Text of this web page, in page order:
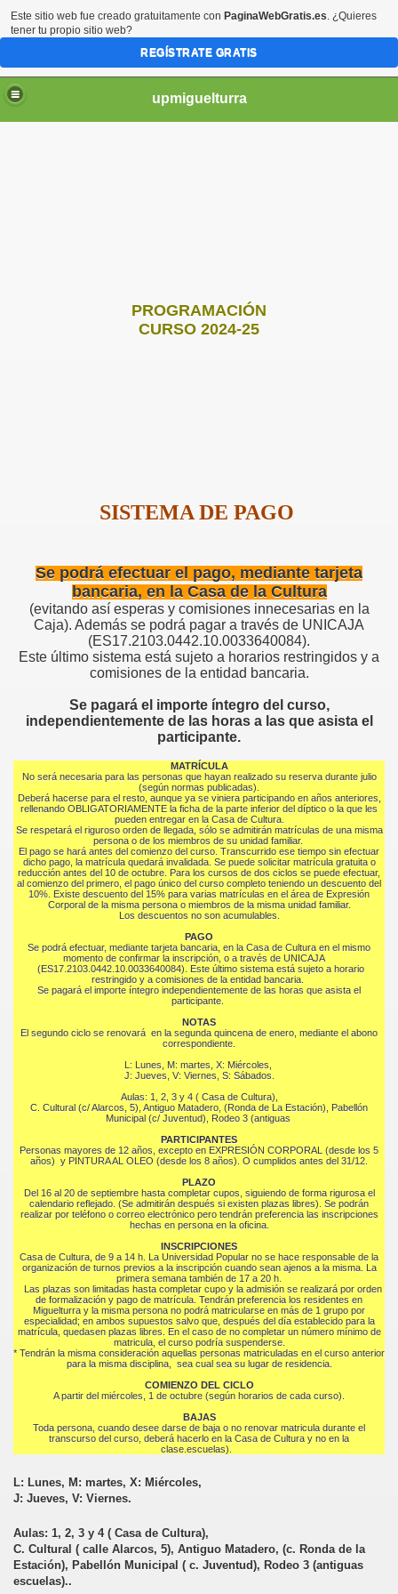
upmiguelturra
PROGRAMACIÓN
CURSO 2024-25
SISTEMA DE PAGO
Se podrá efectuar el pago, mediante tarjeta
bancaria, en la Casa de la Cultura
(evitando así esperas y comisiones innecesarias en la
Caja). Además se podrá pagar a través de UNICAJA
(ES17.2103.0442.10.0033640084).
Este último sistema está sujeto a horarios restringidos y a
comisiones de la entidad bancaria.
Se pagará el importe íntegro del curso,
independientemente de las horas a las que asista el
participante.
MATRÍCULA
No será necesaria para las personas que hayan realizado su reserva durante julio
(según normas publicadas).
Deberá hacerse para el resto, aunque ya se viniera participando en años anteriores,
rellenando OBLIGATORIAMENTE la ficha de la parte inferior del díptico o la que les
pueden entregar en la Casa de Cultura.
Se respetará el riguroso orden de llegada, sólo se admitirán matrículas de una misma
persona o de los miembros de su unidad familiar.
El pago se hará antes del comienzo del curso. Transcurrido ese tiempo sin efectuar
dicho pago, la matrícula quedará invalidada. Se puede solicitar matrícula gratuita o
reducción antes del 10 de octubre. Para los cursos de dos ciclos se puede efectuar,
al comienzo del primero, el pago único del curso completo teniendo un descuento del
10%. Existe descuento del 15% para varias matrículas en el área de Expresión
Corporal de la misma persona o miembros de la misma unidad familiar.
Los descuentos no son acumulables.
PAGO
Se podrá efectuar, mediante tarjeta bancaria, en la Casa de Cultura en el mismo
momento de confirmar la inscripción, o a través de UNICAJA
(ES17.2103.0442.10.0033640084). Este último sistema está sujeto a horario
restringido y a comisiones de la entidad bancaria.
Se pagará el importe íntegro independientemente de las horas que asista el
participante.
NOTAS
El segundo ciclo se renovará en la segunda quincena de enero, mediante el abono
correspondiente.
L: Lunes, M: martes, X: Miércoles,
J: Jueves, V: Viernes, S: Sábados.
Aulas: 1, 2, 3 y 4 ( Casa de Cultura),
C. Cultural (c/ Alarcos, 5), Antiguo Matadero, (Ronda de La Estación), Pabellón
Municipal (c/ Juventud), Rodeo 3 (antiguas
PARTICIPANTES
Personas mayores de 12 años, excepto en EXPRESIÓN CORPORAL (desde los 5
años) y PINTURA AL OLEO (desde los 8 años). O cumplidos antes del 31/12.
PLAZO
Del 16 al 20 de septiembre hasta completar cupos, siguiendo de forma rigurosa el
calendario reflejado. (Se admitirán después si existen plazas libres). Se podrán
realizar por teléfono o correo electrónico pero tendrán preferencia las inscripciones
hechas en persona en la oficina.
INSCRIPCIONES
Casa de Cultura, de 9 a 14 h. La Universidad Popular no se hace responsable de la
organización de turnos previos a la inscripción cuando sean ajenos a la misma. La
primera semana también de 17 a 20 h.
Las plazas son limitadas hasta completar cupo y la admisión se realizará por orden
de formalización y pago de matrícula. Tendrán preferencia los residentes en
Miguelturra y la misma persona no podrá matricularse en más de 1 grupo por
especialidad; en ambos supuestos salvo que, después del día establecido para la
matrícula, quedasen plazas libres. En el caso de no completar un número mínimo de
matricula, el curso podría suspenderse.
* Tendrán la misma consideración aquellas personas matriculadas en el curso anterior
para la misma disciplina, sea cual sea su lugar de residencia.
COMIENZO DEL CICLO
A partir del miércoles, 1 de octubre (según horarios de cada curso).
BAJAS
Toda persona, cuando desee darse de baja o no renovar matricula durante el
transcurso del curso, deberá hacerlo en la Casa de Cultura y no en la
clase.escuelas).
L: Lunes, M: martes, X: Miércoles,
J: Jueves, V: Viernes.
Aulas: 1, 2, 3 y 4 ( Casa de Cultura),
C. Cultural ( calle Alarcos, 5), Antiguo Matadero, (c. Ronda de la
Estación), Pabellón Municipal ( c. Juventud), Rodeo 3 (antiguas
escuelas)..
Este sitio web fue creado gratuitamente con PaginaWebGratis.es. ¿Quieres
tener tu propio sitio web?
REGÍSTRATE GRATIS